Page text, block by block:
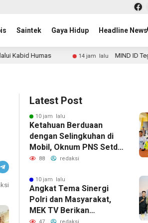
Saintek Gaya Hidup Headline News
jam lalu MIND ID Tegaskan Dukungan Penuh
Latest Post
10 jam lalu
Ketahuan Berduaan
dengan Selingkuhan di
Mobil, Oknum PNS Setda
Konsel Nabrak Adik
Berat
88 redaksi
10 jam lalu
Angkat Tema Sinergi
Polri dan Masyarakat,
MEK TV Berikan